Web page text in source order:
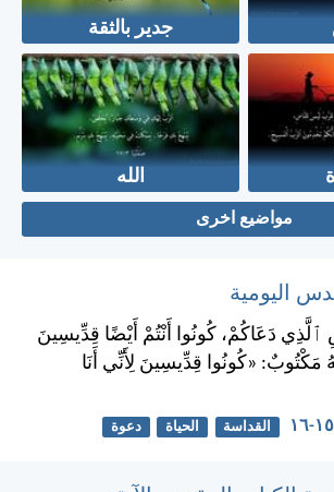
جدير بالثقة
الله
مواضيع اخرى
اليومية
دَعَاكُمْ، كُونُوا أَنْتُمْ أَيْضًا قِدِّيسِينَ
«كُونُوا قِدِّيسِينَ لِأَنِّي أَنَا
القداسة الحياة دعوة